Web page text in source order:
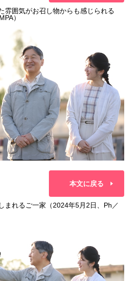
雰囲気がお召し物からも感じられる
）
本文に戻る
まれるご一家（2024年5月2日、Ph／